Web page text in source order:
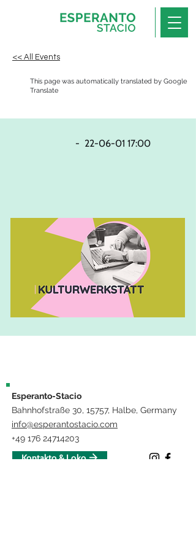
<< All Events
This page was automatically translated by Google
Translate
22-06-01 17:00
-
Esperanto-Stacio
Bahnhofstraße 30, 15757, Halbe, Germany
info@esperantostacio.com
+49 176 24714203
Kontakto & Loko